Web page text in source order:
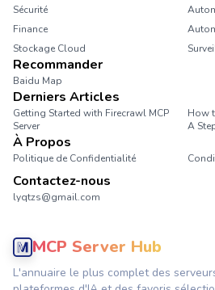
Sécurité
Finance
Stockage Cloud
Recommander
Baidu Map
Derniers Articles
Getting Started with Firecrawl MCP
Server
How
A
À Propos
Politique de Confidentialité
Contactez-nous
lyqtzs@gmail.com
MCP Server Hub
L'annuaire le plus complet des